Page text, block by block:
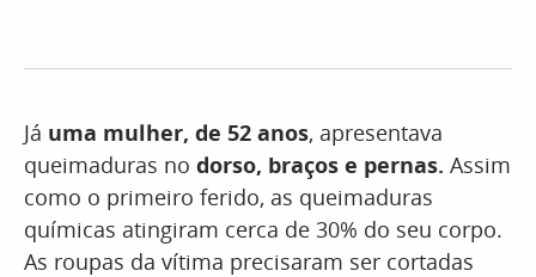
Já uma mulher, de 52 anos, apresentava
queimaduras no dorso, braços e pernas. Assim
como o primeiro ferido, as queimaduras
químicas atingiram cerca de 30% do seu corpo.
As roupas da vítima precisaram ser cortadas